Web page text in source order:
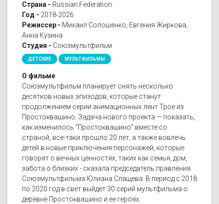
Страна - Russian Federation
Год - 2018-2026
Режиссер - Михаил Солошенко, Евгения Жиркова,
Анна Кузина
Студия - Союзмультфильм
ДЕТСКИЕ МУЛЬТФИЛЬМЫ
О фильме
Союзмультфильм планирует снять несколько
десятков новых эпизодов, которые станут
продолжением серии анимационных лент Трое из
Простоквашино. Задача нового проекта — показать,
как изменилось "Простоквашино" вместе со
страной, все-таки прошло 20 лет, а также вовлечь
детей в новые приключения персонажей, которые
говорят о вечных ценностях, таких как семья, дом,
забота о близких - сказала председатель правления
Союзмультфильма Юлиана Слащева. В период с 2018
по 2020 год в свет выйдет 30 серий мультфильма о
деревне Простоквашино и ее героях.